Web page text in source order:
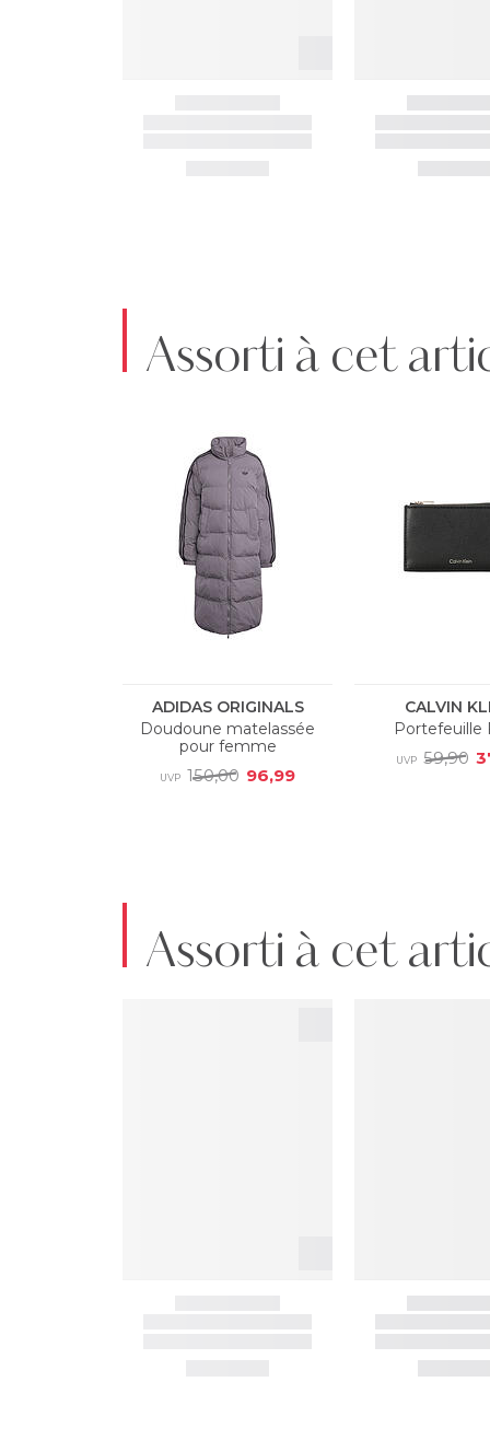
Assorti à cet
Assorti à cet